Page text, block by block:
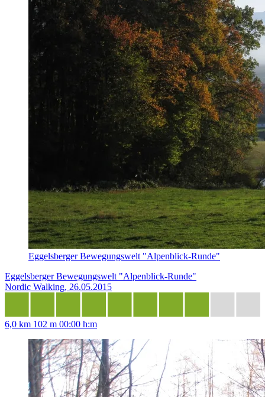
Eggelsberger Bewegungswelt "Alpenblick-Runde"
Eggelsberger Bewegungswelt "Alpenblick-Runde"
Nordic Walking, 26.05.2015
6,0 km 102 m 00:00 h:m